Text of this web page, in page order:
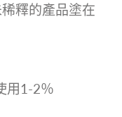
釋的產品塗在
用1-2％